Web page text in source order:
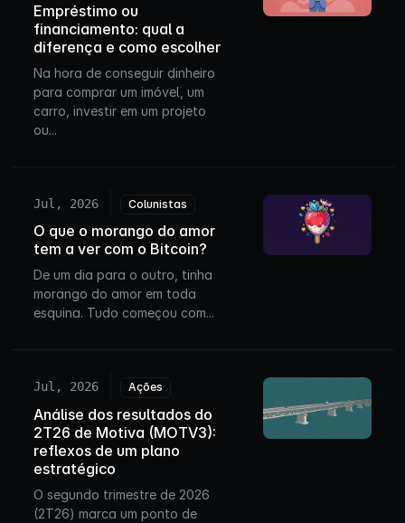
Empréstimo ou
financiamento: qual a
diferença e como escolher
Na hora de conseguir dinheiro
para comprar um imóvel, um
carro, investir em um projeto
ou...
Jul, 2026 Colunistas
O que o morango do amor
tem a ver com o Bitcoin?
De um dia para o outro, tinha
morango do amor em toda
esquina. Tudo começou com...
Jul, 2026 Ações
Análise dos resultados do
2T26 de Motiva (MOTV3):
reflexos de um plano
estratégico
O segundo trimestre de 2026
(2T26) marca um ponto de